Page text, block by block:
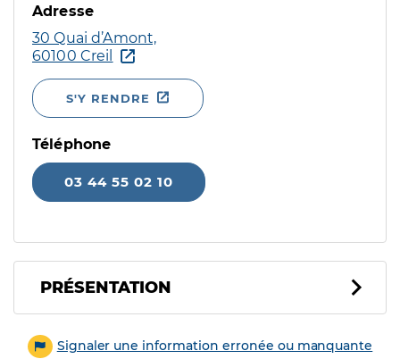
Adresse
30 Quai d’Amont,
60100 Creil
S'Y RENDRE
Téléphone
03 44 55 02 10
PRÉSENTATION
Signaler une information erronée ou manquante